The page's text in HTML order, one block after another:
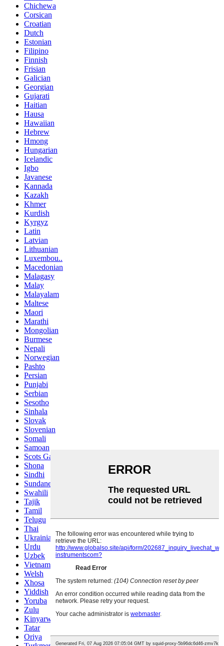
Chichewa
Corsican
Croatian
Dutch
Estonian
Filipino
Finnish
Frisian
Galician
Georgian
Gujarati
Haitian
Hausa
Hawaiian
Hebrew
Hmong
Hungarian
Icelandic
Igbo
Javanese
Kannada
Kazakh
Khmer
Kurdish
Kyrgyz
Latin
Latvian
Lithuanian
Luxembou..
Macedonian
Malagasy
Malay
Malayalam
Maltese
Maori
Marathi
Mongolian
Burmese
Nepali
Norwegian
Pashto
Persian
Punjabi
Serbian
Sesotho
Sinhala
Slovak
Slovenian
Somali
Samoan
Scots Gaelic
Shona
Sindhi
Sundanese
Swahili
Tajik
Tamil
Telugu
Thai
Ukrainian
Urdu
Uzbek
Vietnamese
Welsh
Xhosa
Yiddish
Yoruba
Zulu
Kinyarwanda
Tatar
Oriya